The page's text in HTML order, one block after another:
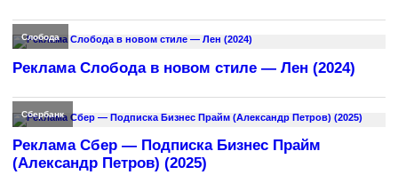
Слобода
Реклама Слобода в новом стиле — Лен (2024)
Сбербанк
Реклама Сбер — Подписка Бизнес Прайм
(Александр Петров) (2025)